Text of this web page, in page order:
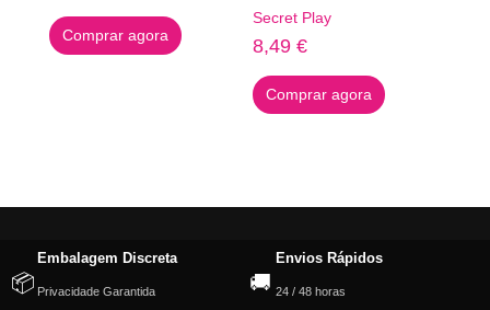
Comprar agora
Secret Play
8,49€
Comprar agora
📦
Embalagem Discreta
Privacidade Garantida 🚚
Envios Rápidos
24 / 48 horas